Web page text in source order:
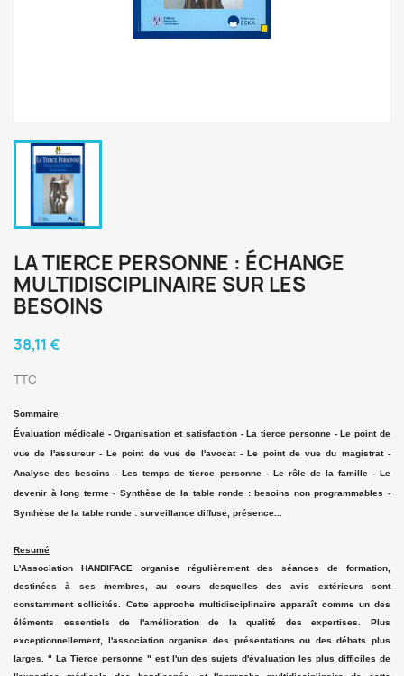
LA TIERCE PERSONNE : ÉCHANGE
MULTIDISCIPLINAIRE SUR LES
BESOINS
38,11 €
TTC
Sommaire
Évaluation médicale - Organisation et satisfaction - La tierce personne - Le point de
vue de l'assureur - Le point de vue de l'avocat - Le point de vue du magistrat -
Analyse des besoins - Les temps de tierce personne - Le rôle de la famille - Le
devenir à long terme - Synthèse de la table ronde : besoins non programmables -
Synthèse de la table ronde : surveillance diffuse, présence...
Resumé
L'Association HANDIFACE organise régulièrement des séances de formation,
destinées à ses membres, au cours desquelles des avis extérieurs sont
constamment sollicités. Cette approche multidisciplinaire apparaît comme un des
éléments essentiels de l'amélioration de la qualité des expertises. Plus
exceptionnellement, l'association organise des présentations ou des débats plus
larges. " La Tierce personne " est l'un des sujets d'évaluation les plus difficiles de